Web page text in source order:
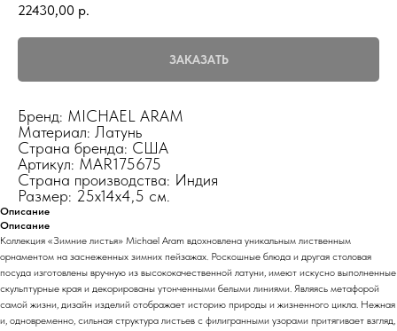
22430,00 р.
ЗАКАЗАТЬ
Бренд: MICHAEL ARAM
Материал: Латунь
Страна бренда: США
Артикул: MAR175675
Страна производства: Индия
Размер: 25х14х4,5 см.
Описание
Описание
Коллекция «Зимние листья» Michael Aram вдохновлена уникальным лиственным
орнаментом на заснеженных зимних пейзажах. Роскошные блюда и другая столовая
посуда изготовлены вручную из высококачественной латуни, имеют искусно выполненные
скульптурные края и декорированы утонченными белыми линиями. Являясь метафорой
самой жизни, дизайн изделий отображает историю природы и жизненного цикла. Нежная
и, одновременно, сильная структура листьев с филигранными узорами притягивает взгляд,